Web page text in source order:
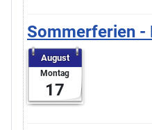
Sommerferien -
August
Montag
17